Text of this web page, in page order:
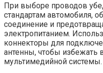
При выборе проводов
стандартам автомобиля,
соединение и
электропитанием.
коннекторы для
антенны, чтобы избежать
мультимедийной системы.